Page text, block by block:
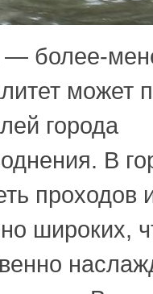
— более-
может
города
В
проходов
широких,